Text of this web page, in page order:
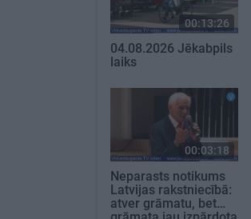
00:13:26
04.08.2026 Jēkabpils
laiks
00:03:18
Neparasts notikums
Latvijas rakstniecībā:
atver grāmatu, bet…